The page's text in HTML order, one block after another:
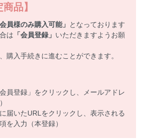
品】
会員様のみ購入可能」 となっております
は 「会員登録」 いただきますようお願
購入手続きに進むことができます。
員登録」をクリックし、メールアドレ
届いたURLをクリックし、表示される
を入力（本登録）